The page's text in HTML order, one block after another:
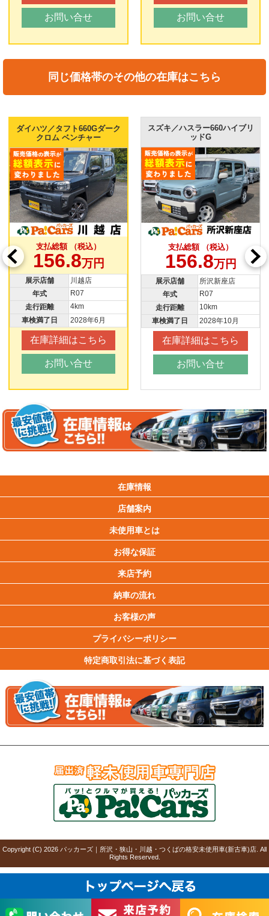
お問い合せ お問い合せ
同じ価格帯のその他の在庫はこちら
ダイハツ／タフト660Gダーク
クロム ベンチャー
支払総額 （税込）
156.8万円
展示店舗
川越店
年式
R07
走行距離
4km
車検満了日
2028年6月
在庫詳細はこちら
お問い合せ
スズキ／ハスラー660ハイブリ
ッドG
支払総額 （税込）
156.8万円
展示店舗
所沢新座店
年式
R07
走行距離
10km
車検満了日
2028年10月
在庫詳細はこちら
お問い合せ
在庫情報
店舗案内
未使用車とは
お得な保証
来店予約
納車の流れ
お客様の声
プライバシーポリシー
特定商取引法に基づく表記
Copyright (C) 2026 パッカーズ｜所沢・狭山・川越・つくばの格安未使用車(新古車)店 . All
Rights Reserved.